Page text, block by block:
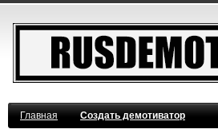
Главная Создать демотиватор